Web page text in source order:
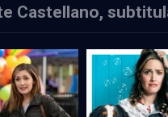
Castellano,